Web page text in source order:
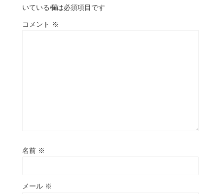
いている欄は必須項目です
コメント ※
名前 ※
メール ※